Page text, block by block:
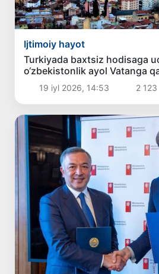
Ijtimoiy hayot
Turkiyada baxtsiz hodisaga
o‘zbekistonlik ayol Vatanga
19 iyl 2026, 14:53 2 123